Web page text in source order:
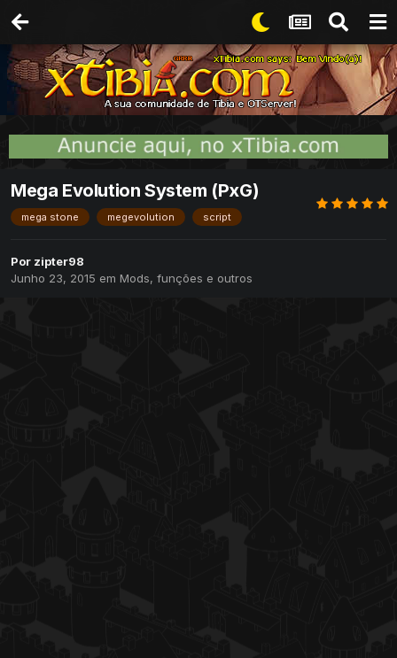
Mega Evolution System (PxG)
mega stone megevolution script
Por zipter98
Junho 23, 2015 em Mods, funções e outros